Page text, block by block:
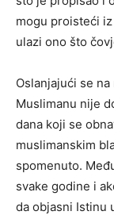
mogu proisteći
ulazi ono što
Oslanjajući se
Muslimanu nije
dana koji se
muslimanskim
spomenuto.
svake godine i
da objasni Istinu